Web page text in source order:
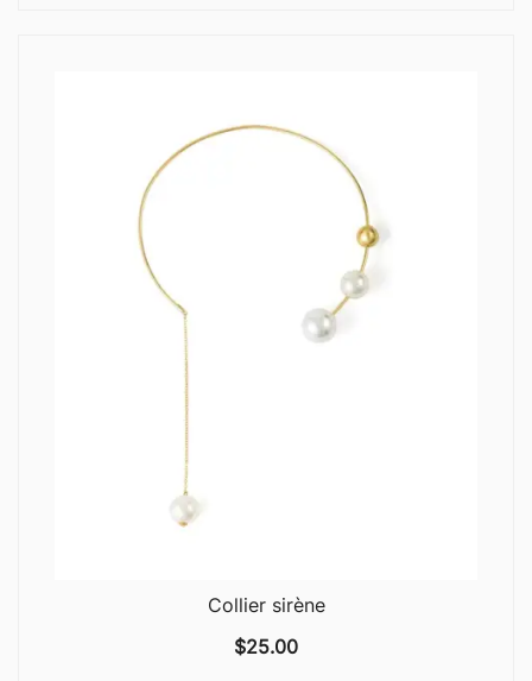
Collier sirène
$25.00